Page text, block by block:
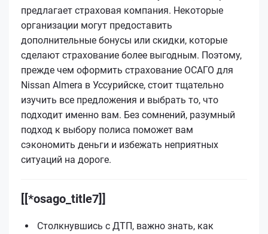
предлагает страховая компания. Некоторые
организации могут предоставить
дополнительные бонусы или скидки, которые
сделают страхование более выгодным. Поэтому,
прежде чем оформить страхование ОСАГО для
Nissan Almera в Уссурийске, стоит тщательно
изучить все предложения и выбрать то, что
подходит именно вам. Без сомнений, разумный
подход к выбору полиса поможет вам
сэкономить деньги и избежать неприятных
ситуаций на дороге.
[[*osago_title7]]
Столкнувшись с ДТП, важно знать, как